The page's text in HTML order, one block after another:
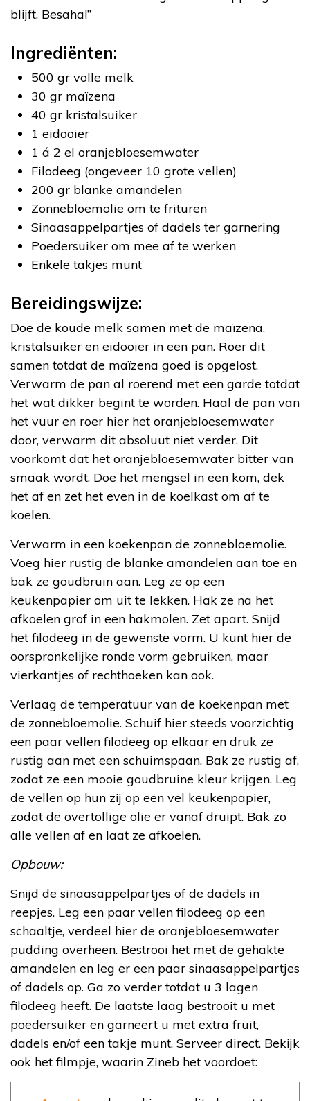
blijft. Besaha!”
Ingrediënten:
500 gr volle melk
30 gr maïzena
40 gr kristalsuiker
1 eidooier
1 á 2 el oranjebloesemwater
Filodeeg (ongeveer 10 grote vellen)
200 gr blanke amandelen
Zonnebloemolie om te frituren
Sinaasappelpartjes of dadels ter garnering
Poedersuiker om mee af te werken
Enkele takjes munt
Bereidingswijze:
Doe de koude melk samen met de maïzena,
kristalsuiker en eidooier in een pan. Roer dit
samen totdat de maïzena goed is opgelost.
Verwarm de pan al roerend met een garde totdat
het wat dikker begint te worden. Haal de pan van
het vuur en roer hier het oranjebloesemwater
door, verwarm dit absoluut niet verder. Dit
voorkomt dat het oranjebloesemwater bitter van
smaak wordt. Doe het mengsel in een kom, dek
het af en zet het even in de koelkast om af te
koelen.
Verwarm in een koekenpan de zonnebloemolie.
Voeg hier rustig de blanke amandelen aan toe en
bak ze goudbruin aan. Leg ze op een
keukenpapier om uit te lekken. Hak ze na het
afkoelen grof in een hakmolen. Zet apart. Snijd
het filodeeg in de gewenste vorm. U kunt hier de
oorspronkelijke ronde vorm gebruiken, maar
vierkantjes of rechthoeken kan ook.
Verlaag de temperatuur van de koekenpan met
de zonnebloemolie. Schuif hier steeds voorzichtig
een paar vellen filodeeg op elkaar en druk ze
rustig aan met een schuimspaan. Bak ze rustig af,
zodat ze een mooie goudbruine kleur krijgen. Leg
de vellen op hun zij op een vel keukenpapier,
zodat de overtollige olie er vanaf druipt. Bak zo
alle vellen af en laat ze afkoelen.
Opbouw:
Snijd de sinaasappelpartjes of de dadels in
reepjes. Leg een paar vellen filodeeg op een
schaaltje, verdeel hier de oranjebloesemwater
pudding overheen. Bestrooi het met de gehakte
amandelen en leg er een paar sinaasappelpartjes
of dadels op. Ga zo verder totdat u 3 lagen
filodeeg heeft. De laatste laag bestrooit u met
poedersuiker en garneert u met extra fruit,
dadels en/of een takje munt. Serveer direct. Bekijk
ook het filmpje, waarin Zineb het voordoet: